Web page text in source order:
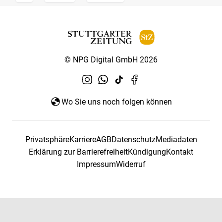
© NPG Digital GmbH 2026
Wo Sie uns noch folgen können
PrivatsphäreKarriereAGBDatenschutzMediadaten
Erklärung zur BarrierefreiheitKündigungKontakt
ImpressumWiderruf